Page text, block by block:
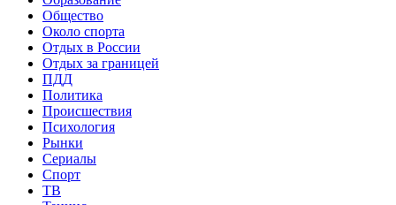
Общество
Около спорта
Отдых в России
Отдых за границей
ПДД
Политика
Происшествия
Психология
Рынки
Сериалы
Спорт
ТВ